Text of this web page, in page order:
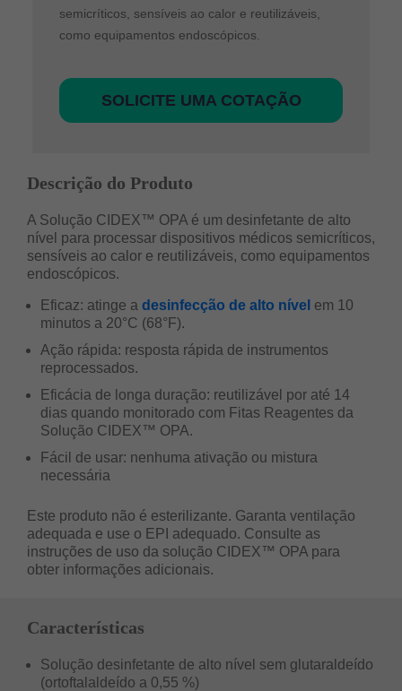
semicríticos, sensíveis ao calor e reutilizáveis,
como equipamentos endoscópicos.
SOLICITE UMA COTAÇÃO
Descrição do Produto
A Solução CIDEX™ OPA é um desinfetante de alto
nível para processar dispositivos médicos semicríticos,
sensíveis ao calor e reutilizáveis, como equipamentos
endoscópicos.
Eficaz: atinge a desinfecção de alto nível em 10
minutos a 20°C (68°F).
Ação rápida: resposta rápida de instrumentos
reprocessados.
Eficácia de longa duração: reutilizável por até 14
dias quando monitorado com Fitas Reagentes da
Solução CIDEX™ OPA.
Fácil de usar: nenhuma ativação ou mistura
necessária
Este produto não é esterilizante. Garanta ventilação
adequada e use o EPI adequado. Consulte as
instruções de uso da solução CIDEX™ OPA para
obter informações adicionais.
Características
Solução desinfetante de alto nível sem glutaraldeído
(ortoftalaldeído a 0,55 %)